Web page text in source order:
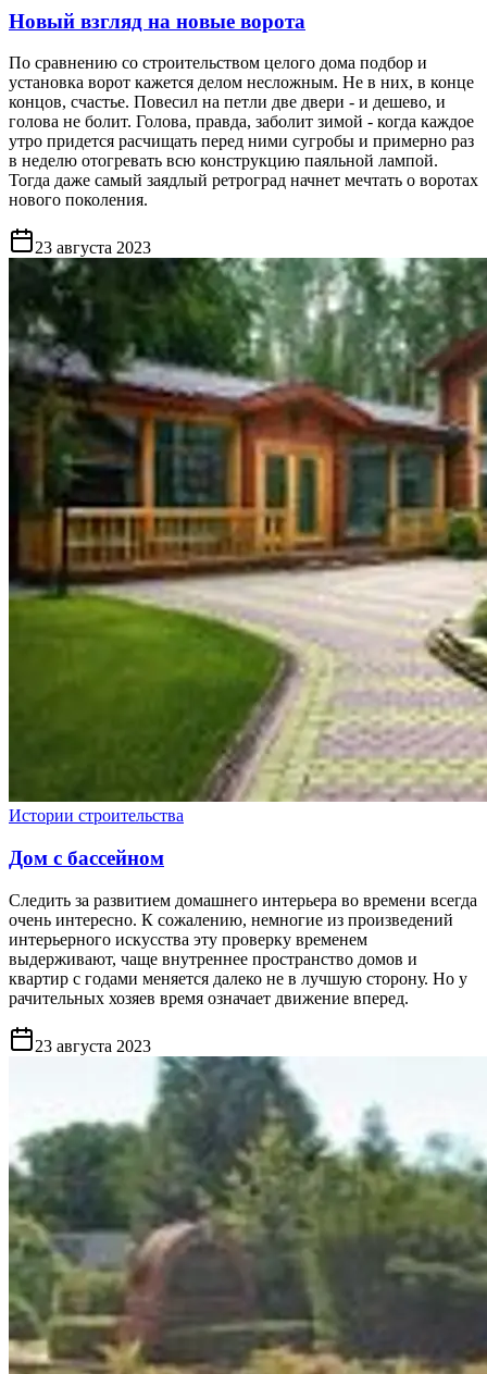
Новый взгляд на новые ворота
По сравнению со строительством целого дома подбор и
установка ворот кажется делом несложным. Не в них, в конце
концов, счастье. Повесил на петли две двери - и дешево, и
голова не болит. Голова, правда, заболит зимой - когда каждое
утро придется расчищать перед ними сугробы и примерно раз
в неделю отогревать всю конструкцию паяльной лампой.
Тогда даже самый заядлый ретроград начнет мечтать о воротах
нового поколения.
23 августа 2023
Истории строительства
Дом с бассейном
Следить за развитием домашнего интерьера во времени всегда
очень интересно. К сожалению, немногие из произведений
интерьерного искусства эту проверку временем
выдерживают, чаще внутреннее пространство домов и
квартир с годами меняется далеко не в лучшую сторону. Но у
рачительных хозяев время означает движение вперед.
23 августа 2023